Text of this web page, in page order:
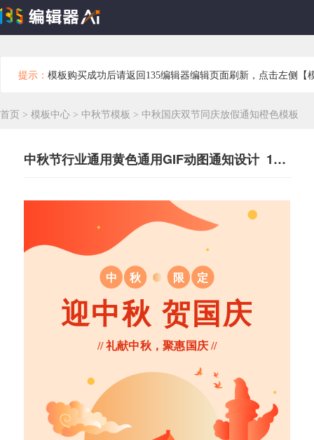
提示： 模板购买成功后请返回135编辑器编辑页面刷新，点击左侧【
首页 > 模板中心 > 中秋节模板 > 中秋国庆双节同庆放假通知橙色模板
中秋节行业通用黄色通用GIF动图通知设计 133042
迎中秋 贺国庆
中 秋 限 定
// 礼献中秋，聚惠国庆 //